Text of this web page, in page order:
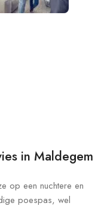
in Maldegem
op een nuchtere en
poespas, wel